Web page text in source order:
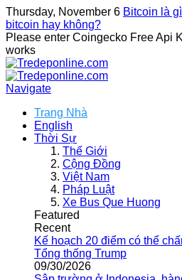
Thursday, November 6 Bitcoin là
bitcoin hay không?
Please enter Coingecko Free Api
works
Navigate
Trang Nhà
English
Thời Sự
Thế Giới
Cộng Đồng
Việt Nam
Pháp Luật
Xe Bus Que Huong
Featured
Recent
Kế hoạch 20 điểm có thể
Tổng thống Trump
09/30/2026